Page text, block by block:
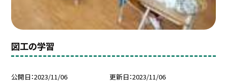
図工の学習
公開日 2023/11/06 更新日 2023/11/06